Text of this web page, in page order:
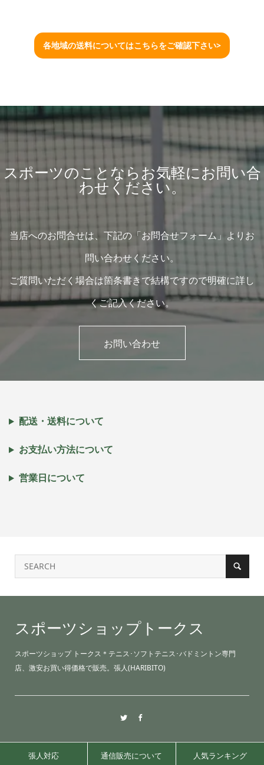
各地域の送料についてはこちらをご確認下さい>
スポーツのことならお気軽にお問い合
わせください。
当店へのお問合せは、下記の「お問合せフォーム」よりお
問い合わせください。
ご質問いただく場合は箇条書きで結構ですので明確に詳し
くご記入ください。
お問い合わせ
配送・送料について
お支払い方法について
営業日について
スポーツショップトークス
スポーツショップ トークス＊テニス･ソフトテニス･バドミントン専門
店、激安お買い得価格で販売。張人(HARIBITO)
©2021 sports shop TALKS.
張人対応 通信販売について 人気ランキング